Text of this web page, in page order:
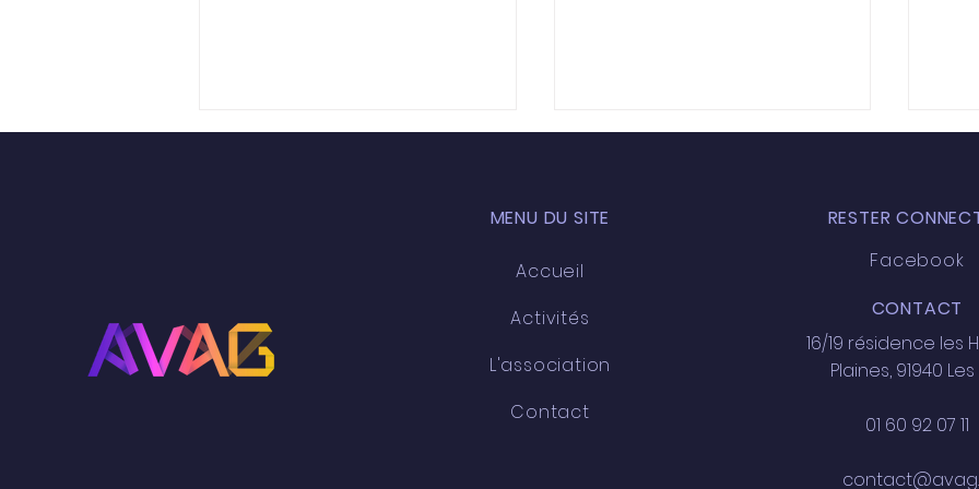
🎲 Soirées Jeux de
société 🎲
Club Figurines 2025-2026
MENU DU SITE
Accueil
Activités
L'association
Contact
RESTER
Facebook
CONTACT
16/19 résidence les
Plaines, 91940 Les
01 60 92 07 11